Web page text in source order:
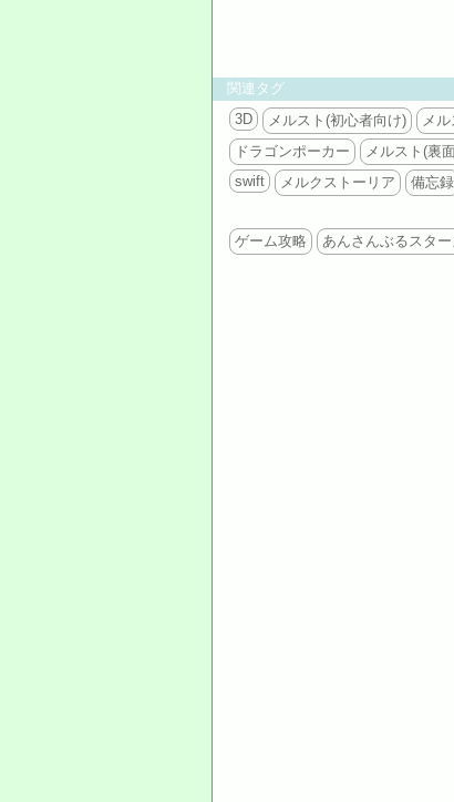
関連タグ
3D
メルスト(初心者向け) メ
ドラゴンポーカー
メルスト(裏
swift
メルクストーリア 備忘録
ゲーム攻略
あんさんぶるスタ